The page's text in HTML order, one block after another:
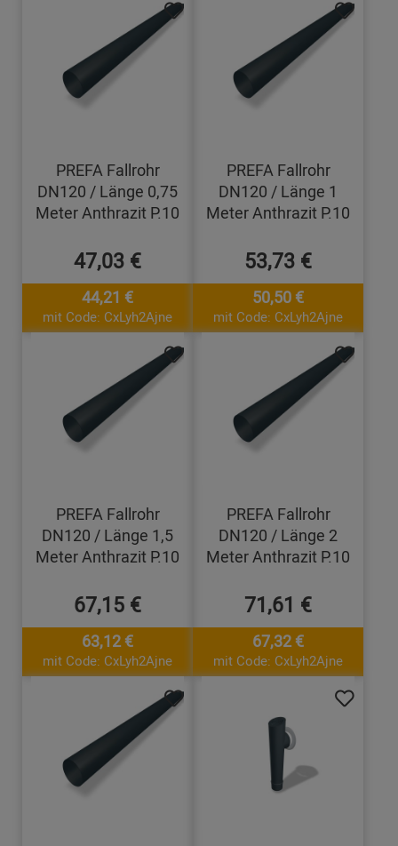
PREFA Fallrohr
DN120 / Länge 0,75
Meter Anthrazit P.10
47,03 €
44,21 €
mit Code: CxLyh2Ajne
PREFA Fallrohr
DN120 / Länge 1
Meter Anthrazit P.10
53,73 €
50,50 €
mit Code: CxLyh2Ajne
PREFA Fallrohr
DN120 / Länge 1,5
Meter Anthrazit P.10
67,15 €
63,12 €
mit Code: CxLyh2Ajne
PREFA Fallrohr
DN120 / Länge 2
Meter Anthrazit P.10
71,61 €
67,32 €
mit Code: CxLyh2Ajne